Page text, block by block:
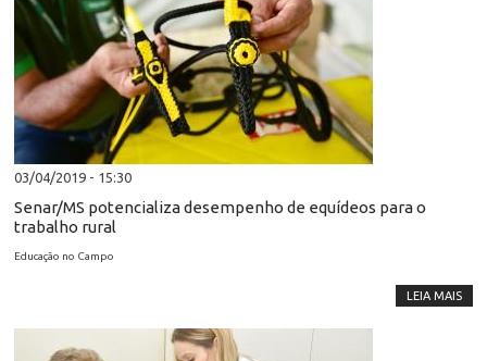
03/04/2019 - 15:30
Senar/MS potencializa desempenho de equídeos para o
trabalho rural
Educação no Campo
LEIA MAIS